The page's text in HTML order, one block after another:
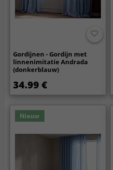
Gordijnen - Gordijn met
linnenimitatie Andrada
(donkerblauw)
34.99 €
Nieuw